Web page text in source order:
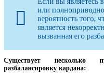
или
вероятность того,
является
вызванная его
Существует несколько
разбалансировку кардана: